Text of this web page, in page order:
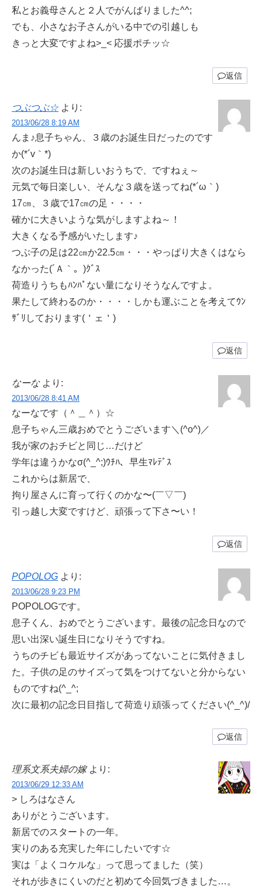
私とお義母さんと２人でがんばりました^^;
でも、小さなお子さんがいる中での引越しも
きっと大変ですよね>_< 応援ポチッ☆
返信
つぶつぶ☆ より:
2013/06/28 8:19 AM
んま♪息子ちゃん、３歳のお誕生日だったのです
か(*´v｀*)
次のお誕生日は新しいおうちで、ですねぇ～
元気で毎日楽しい、そんな３歳を送ってね(*´ω｀)
17㎝、３歳で17㎝の足・・・・
確かに大きいような気がしますよね～！
大きくなる予感がいたします♪
つぶ子の足は22㎝か22.5㎝・・・やっぱり大きくはなら
なかった(´Ａ｀。)ｸﾞｽ
荷造りうちもﾊﾝﾊﾟない量になりそうなんですよ。
果たして終わるのか・・・・しかも運ぶことを考えてｳﾝ
ｻﾞﾘしております(＇ェ＇)
返信
なーな より:
2013/06/28 8:41 AM
なーなです（＾＿＾）☆
息子ちゃん三歳おめでとうございます＼(^o^)／
我が家のおチビと同じ…だけど
学年は違うかなσ(^_^;)ｳﾁﾊ、早生ﾏﾚﾃﾞｽ
これからは新居で、
拘り屋さんに育って行くのかな〜(￣▽￣)
引っ越し大変ですけど、頑張って下さ〜い！
返信
POPOLOG より:
2013/06/28 9:23 PM
POPOLOGです。
息子くん、おめでとうございます。最後の記念日なので
思い出深い誕生日になりそうですね。
うちのチビも最近サイズがあってないことに気付きまし
た。子供の足のサイズって気をつけてないと分からない
ものですね(^_^;
次に最初の記念日目指して荷造り頑張ってください(^_^)/
返信
理系文系夫婦の嫁 より:
2013/06/29 12:33 AM
> しろはなさん
ありがとうございます。
新居でのスタートの一年。
実りのある充実した年にしたいです☆
実は「よくコケルな」って思ってました（笑）
それが歩きにくいのだと初めて今回気づきました…。